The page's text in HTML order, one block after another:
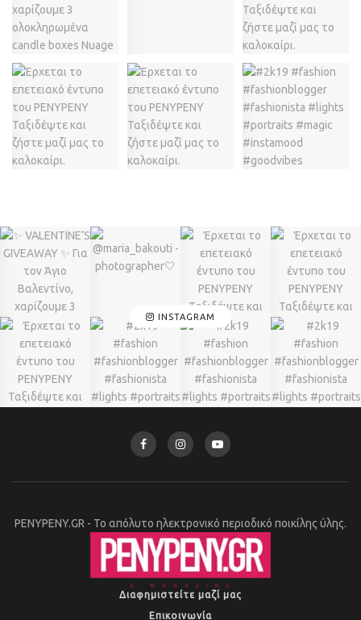
INSTAGRAM
PENYPENY.GR - Το απόλυτο ηλεκτρονικό περιοδικό ποικίλης ύλης.
Διαφημιστείτε μαζί μας
Επικοινωνία